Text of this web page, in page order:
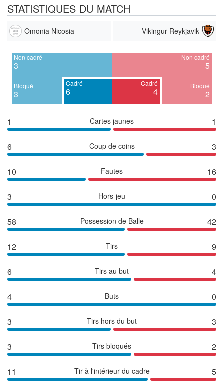
STATISTIQUES DU MATCH
Omonia Nicosia Vikingur Reykjavik
Non cadré
3
Bloqué
3
Cadré
6
Cadré
4
Non cadré
5
Bloqué
2
1 Cartes jaunes 1
6 Coup de coins 3
10 Fautes 16
3 Hors-jeu 0
58 Possession de Balle 42
12 Tirs 9
6 Tirs au but 4
4 Buts 0
3 Tirs hors du but 3
3 Tirs bloqués 2
11 Tir à l'intérieur du cadre 5